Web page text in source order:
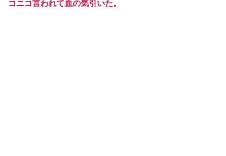
コニコ言われて血の気引いた。